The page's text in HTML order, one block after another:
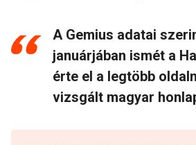
A Gemius adatai
januárjában ismét a
érte el a legtöbb
vizsgált magyar